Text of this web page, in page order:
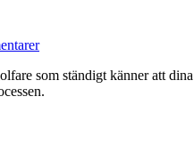
som ständigt känner att dina